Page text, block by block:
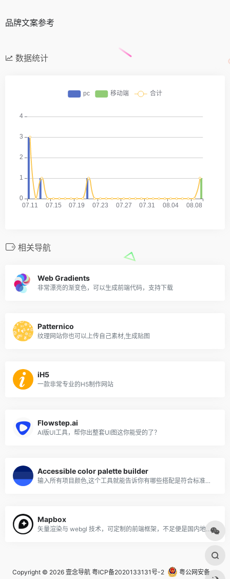
品牌文案参考
数据统计
相关导航
Web Gradients
非常漂亮的渐变色，可以生成前端代码，支持下载
Patternico
纹理网站你也可以上传自己素材,生成贴图
iH5
一款非常专业的H5制作网站
Flowstep.ai
AI版UI工具，帮你出整套UI图这你能受的了？
Accessible color palette builder
输入所有项目颜色,这个工具就能告诉你有哪些搭配是符合标准的,所有可以使用的配色一目了然
Mapbox
矢量渲染与 webgl 技术，可定制的前端框架，不足便是国内地图较少
Copyright © 2026 壹念导航 粤ICP备2020133131号-2 粤公网安备